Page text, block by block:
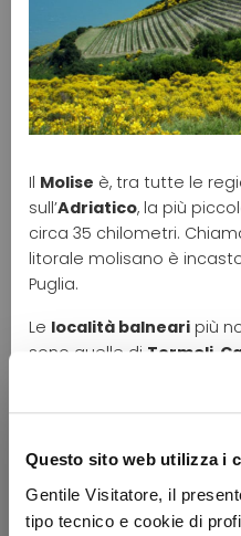
Questo sito web utilizza i
Gentile Visitatore, il
tipo tecnico e cookie di
Il Molise è, tra tutte le
sull’Adriatico, la più
circa 35 chilometri.
litorale molisano è
Puglia.
Le località balneari più
sono quelle di Termoli
famiglie con bambiniper
fondali. È anche
turistico da cui partono i